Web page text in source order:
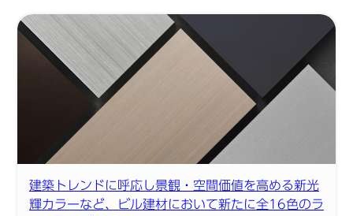
建築トレンドに呼応し景観・空間価値を高める新光
輝カラーなど、ビル建材において新たに全16色のラ